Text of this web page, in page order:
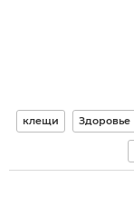
клещи Здоровье